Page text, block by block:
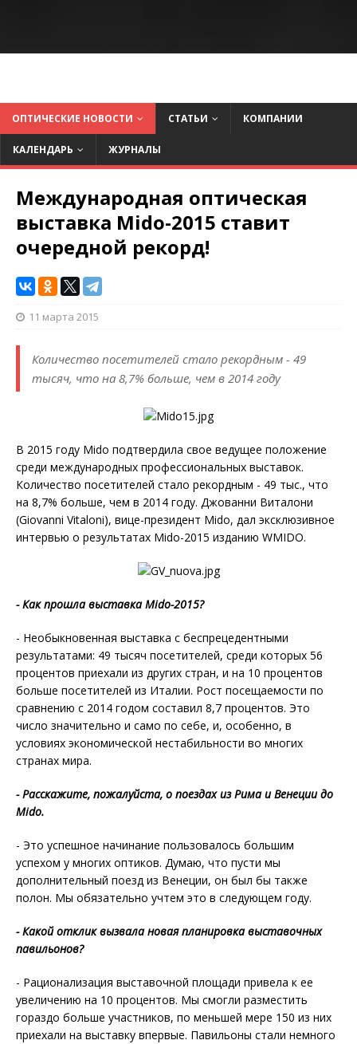
ОПТИЧЕСКИЕ НОВОСТИ СТАТЬИ КОМПАНИИ
КАЛЕНДАРЬ ЖУРНАЛЫ
Международная оптическая
выставка Mido-2015 ставит
очередной рекорд!
11 марта 2015
Количество посетителей стало рекордным - 49
тысяч, что на 8,7% больше, чем в 2014 году
В 2015 году Mido подтвердила свое ведущее положение
среди международных профессиональных выставок.
Количество посетителей стало рекордным - 49 тыс., что
на 8,7% больше, чем в 2014 году. Джованни Виталони
(Giovanni Vitaloni), вице-президент Mido, дал эксклюзивное
интервью о результатах Mido-2015 изданию WMIDO.
- Как прошла выставкаMido-2015?
- Необыкновенная выставка с беспрецедентными
результатами: 49 тысяч посетителей, среди которых 56
процентов приехали из других стран, и на 10 процентов
больше посетителей из Италии. Рост посещаемости по
сравнению с 2014 годом составил 8,7 процентов. Это
число значительно и само по себе, и, особенно, в
условиях экономической нестабильности во многих
странах мира.
- Расскажите, пожалуйста, о поездах из Рима и Венеции до
Mido.
- Это успешное начинание пользовалось большим
успехом у многих оптиков. Думаю, что пусти мы
дополнительный поезд из Венеции, он был бы также
полон. Мы обязательно учтем это в следующем году.
- Какой отклик вызвала новая планировка выставочных
павильонов?
- Рационализация выставочной площади привела к ее
увеличению на 10 процентов. Мы смогли разместить
гораздо больше участников, по меньшей мере 150 из них
приехали на выставку впервые. Павильоны стали немного